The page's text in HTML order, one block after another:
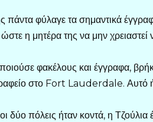
πάντα φύλαγε τα σημαντικά
η μητέρα της να μην
φακέλους και έγγραφα,
στο Fort Lauderdale. Αυτό
δύο πόλεις ήταν κοντά, η Τζούλια